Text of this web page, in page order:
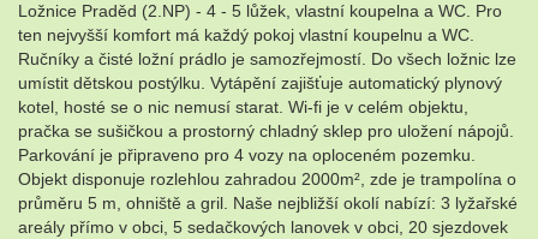
Ložnice Praděd (2.NP) - 4 - 5 lůžek, vlastní koupelna a WC. Pro
ten nejvyšší komfort má každý pokoj vlastní koupelnu a WC.
Ručníky a čisté ložní prádlo je samozřejmostí. Do všech ložnic lze
umístit dětskou postýlku. Vytápění zajišťuje automatický plynový
kotel, hosté se o nic nemusí starat. Wi-fi je v celém objektu,
pračka se sušičkou a prostorný chladný sklep pro uložení nápojů.
Parkování je připraveno pro 4 vozy na oploceném pozemku.
Objekt disponuje rozlehlou zahradou 2000m², zde je trampolína o
průměru 5 m, ohniště a gril. Naše nejbližší okolí nabízí: 3 lyžařské
areály přímo v obci, 5 sedačkových lanovek v obci, 20 sjezdovek